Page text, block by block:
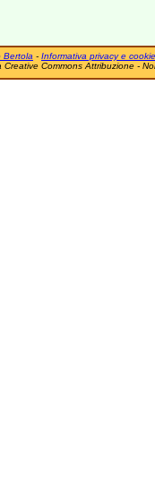
Bertola - Informativa privacy e cookie
Commons Attribuzione -